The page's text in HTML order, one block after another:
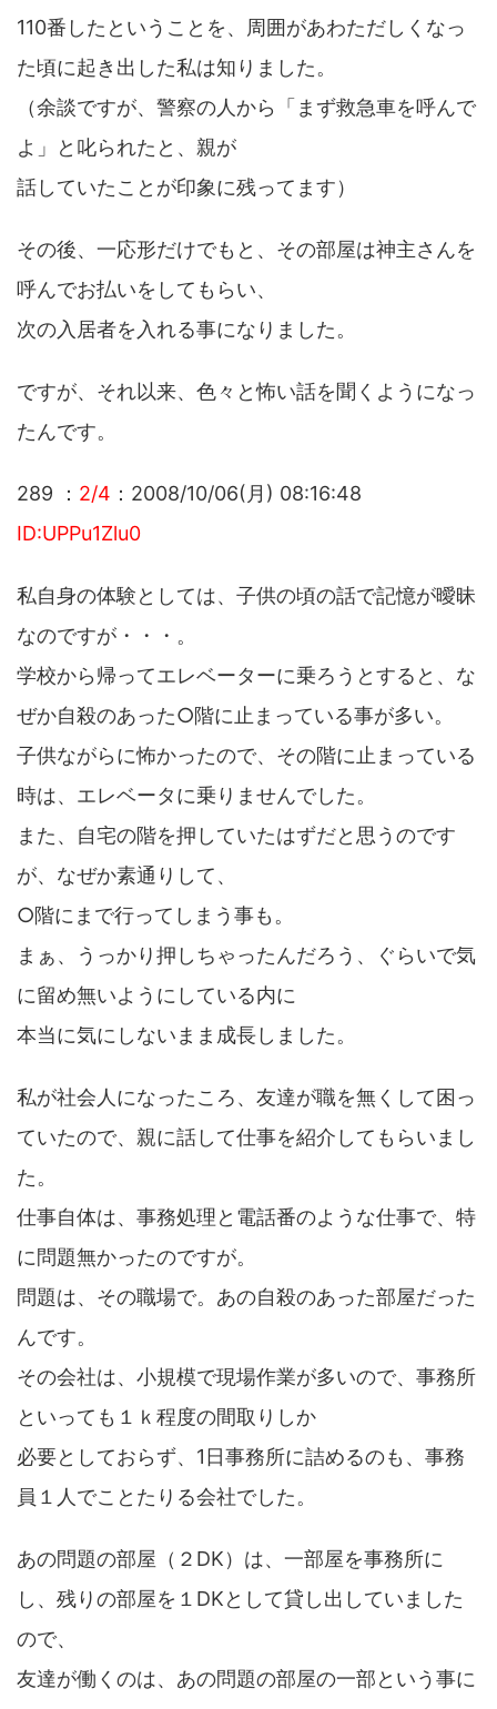
110番したということを、周囲があわただしくなっ
た頃に起き出した私は知りました。
（余談ですが、警察の人から「まず救急車を呼んで
よ」と叱られたと、親が
話していたことが印象に残ってます）
その後、一応形だけでもと、その部屋は神主さんを
呼んでお払いをしてもらい、
次の入居者を入れる事になりました。
ですが、それ以来、色々と怖い話を聞くようになっ
たんです。
289 ： 2/4 ：2008/10/06(月) 08:16:48
ID:UPPu1Zlu0
私自身の体験としては、子供の頃の話で記憶が曖昧
なのですが・・・。
学校から帰ってエレベーターに乗ろうとすると、な
ぜか自殺のあった○階に止まっている事が多い。
子供ながらに怖かったので、その階に止まっている
時は、エレベータに乗りませんでした。
また、自宅の階を押していたはずだと思うのです
が、なぜか素通りして、
○階にまで行ってしまう事も。
まぁ、うっかり押しちゃったんだろう、ぐらいで気
に留め無いようにしている内に
本当に気にしないまま成長しました。
私が社会人になったころ、友達が職を無くして困っ
ていたので、親に話して仕事を紹介してもらいまし
た。
仕事自体は、事務処理と電話番のような仕事で、特
に問題無かったのですが。
問題は、その職場で。あの自殺のあった部屋だった
んです。
その会社は、小規模で現場作業が多いので、事務所
といっても１ｋ程度の間取りしか
必要としておらず、1日事務所に詰めるのも、事務
員１人でことたりる会社でした。
あの問題の部屋（２DK）は、一部屋を事務所に
し、残りの部屋を１DKとして貸し出していました
ので、
友達が働くのは、あの問題の部屋の一部という事に